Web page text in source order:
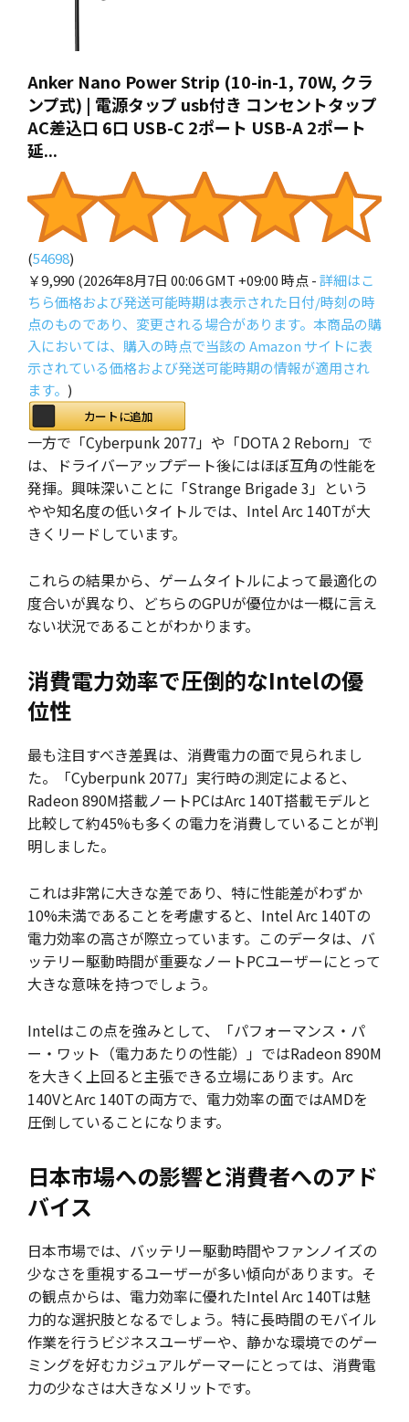
Anker Nano Power Strip (10-in-1, 70W, クラ
ンプ式) | 電源タップ usb付き コンセントタップ
AC差込口 6口 USB-C 2ポート USB-A 2ポート
延...
(54698)
￥9,990 (2026年8月7日 00:06 GMT +09:00 時点 -詳細はこ
ちら価格および発送可能時期は表示された日付/時刻の時
点のものであり、変更される場合があります。本商品の購
入においては、購入の時点で当該の Amazon サイトに表
示されている価格および発送可能時期の情報が適用され
ます。 )
カートに追加
一方で「Cyberpunk 2077」や「DOTA 2 Reborn」で
は、ドライバーアップデート後にはほぼ互角の性能を
発揮。興味深いことに「Strange Brigade 3」という
やや知名度の低いタイトルでは、Intel Arc 140Tが大
きくリードしています。
これらの結果から、ゲームタイトルによって最適化の
度合いが異なり、どちらのGPUが優位かは一概に言え
ない状況であることがわかります。
消費電力効率で圧倒的なIntelの優
位性
最も注目すべき差異は、消費電力の面で見られまし
た。「Cyberpunk 2077」実行時の測定によると、
Radeon 890M搭載ノートPCはArc 140T搭載モデルと
比較して約45%も多くの電力を消費していることが判
明しました。
これは非常に大きな差であり、特に性能差がわずか
10%未満であることを考慮すると、Intel Arc 140Tの
電力効率の高さが際立っています。このデータは、バ
ッテリー駆動時間が重要なノートPCユーザーにとって
大きな意味を持つでしょう。
Intelはこの点を強みとして、「パフォーマンス・パ
ー・ワット（電力あたりの性能）」ではRadeon 890M
を大きく上回ると主張できる立場にあります。Arc
140VとArc 140Tの両方で、電力効率の面ではAMDを
圧倒していることになります。
日本市場への影響と消費者へのアド
バイス
日本市場では、バッテリー駆動時間やファンノイズの
少なさを重視するユーザーが多い傾向があります。そ
の観点からは、電力効率に優れたIntel Arc 140Tは魅
力的な選択肢となるでしょう。特に長時間のモバイル
作業を行うビジネスユーザーや、静かな環境でのゲー
ミングを好むカジュアルゲーマーにとっては、消費電
力の少なさは大きなメリットです。